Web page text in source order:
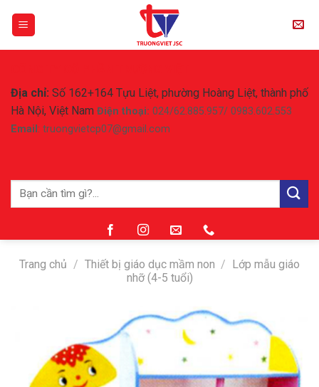
Địa chỉ: Số 162+164 Tựu Liệt, phường Hoàng Liệt, thành phố
Hà Nội, Việt Nam Điện thoại: 024/62.885.957/ 0983.602.553
Email : truongvietcp07@gmail.com
Tìm
Trang chủ / Thiết bị giáo dục mầm non /
Lớp mẫu giáo
nhỡ (4-5 tuổi)